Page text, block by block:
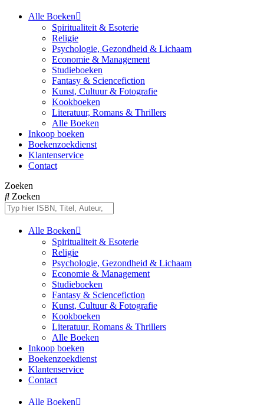
Alle Boeken
Spiritualiteit & Esoterie
Religie
Psychologie, Gezondheid & Lichaam
Economie & Management
Studieboeken
Fantasy & Sciencefiction
Kunst, Cultuur & Fotografie
Kookboeken
Literatuur, Romans & Thrillers
Alle Boeken
Inkoop boeken
Boekenzoekdienst
Klantenservice
Contact
Zoeken
Zoeken
Alle Boeken
Spiritualiteit & Esoterie
Religie
Psychologie, Gezondheid & Lichaam
Economie & Management
Studieboeken
Fantasy & Sciencefiction
Kunst, Cultuur & Fotografie
Kookboeken
Literatuur, Romans & Thrillers
Alle Boeken
Inkoop boeken
Boekenzoekdienst
Klantenservice
Contact
Alle Boeken